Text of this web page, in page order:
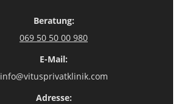
Beratung:
069 50 50 00 980
E-Mail:
info@vitusprivatklinik.com
Adresse: